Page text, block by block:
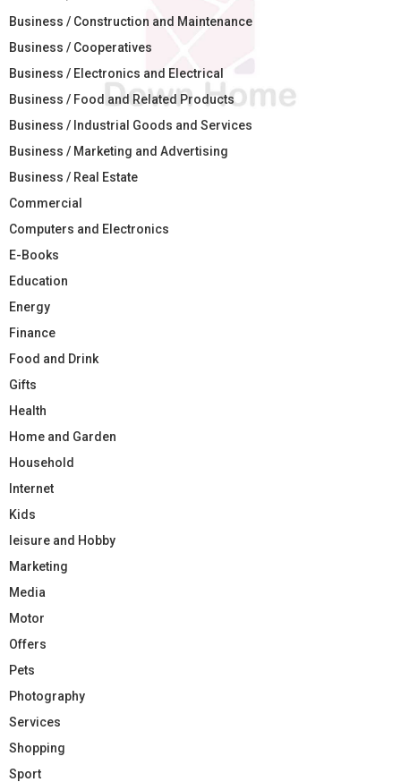
Business / Construction and Maintenance
Business / Cooperatives
Business / Electronics and Electrical
Business / Food and Related Products
Business / Industrial Goods and Services
Business / Marketing and Advertising
Business / Real Estate
Commercial
Computers and Electronics
E-Books
Education
Energy
Finance
Food and Drink
Gifts
Health
Home and Garden
Household
Internet
Kids
leisure and Hobby
Marketing
Media
Motor
Offers
Pets
Photography
Services
Shopping
Sport